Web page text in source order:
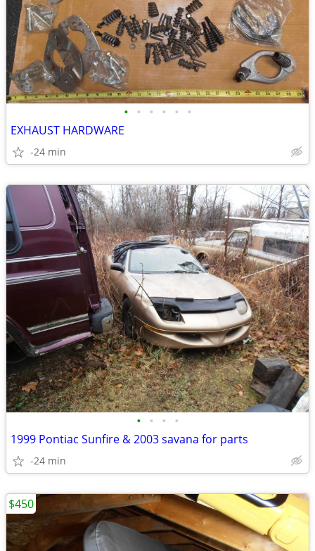
• • • • • •
EXHAUST HARDWARE
-24 min
• • • •
1999 Pontiac Sunfire & 2003 savana for parts
-24 min
$450